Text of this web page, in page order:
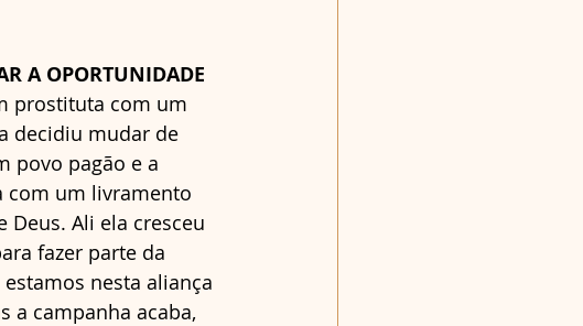
A OPORTUNIDADE
prostituta com um
decidiu mudar de
povo pagão e a
com um livramento
Deus. Ali ela cresceu
fazer parte da
nesta aliança
a campanha acaba,